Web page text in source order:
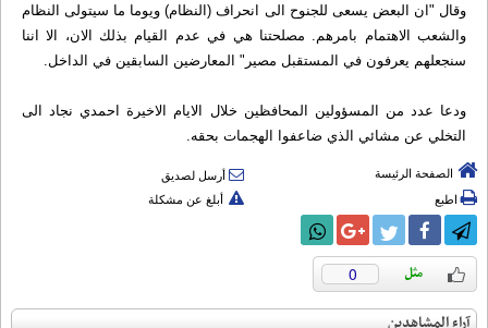
وقال "ان البعض يسعى للجنوح الى انحراف (النظام) ويوما ما سيتولى النظام
والشعب الاهتمام بامرهم. مصلحتنا هي في عدم القيام بذلك الان، الا اننا
سنجعلهم يعرفون في المستقبل مصير" المعارضين السابقين في الداخل.
ودعا عدد من المسؤولين المحافظين خلال الايام الاخيرة احمدي نجاد الى
التخلي عن مشائي الذي ضاعفوا الهجمات بحقه.
الصفحة الرئيسة
أرسل لصديق
اطبع
أبلغ عن مشكلة
0